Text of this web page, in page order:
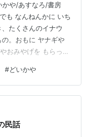
かや/あすなろ/書房
も なんねんかに いち
たくさんのイナウ
の。おもに ヤナギや
おみやげを もらって
ころへお客になろ
りました。 わざと
の家で、くまの神
がはじまり、人々は
めます。その中に、
#どいかや
民話